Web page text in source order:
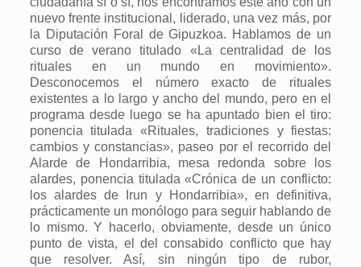
nuevo frente institucional, liderado, una vez más, por
la Diputación Foral de Gipuzkoa. Hablamos de un
curso de verano titulado «La centralidad de los
rituales en un mundo en movimiento».
Desconocemos el número exacto de rituales
existentes a lo largo y ancho del mundo, pero en el
programa desde luego se ha apuntado bien el tiro:
ponencia titulada «Rituales, tradiciones y fiestas:
cambios y constancias», paseo por el recorrido del
Alarde de Hondarribia, mesa redonda sobre los
alardes, ponencia titulada «Crónica de un conflicto:
los alardes de Irun y Hondarribia», en definitiva,
prácticamente un monólogo para seguir hablando de
lo mismo. Y hacerlo, obviamente, desde un único
punto de vista, el del consabido conflicto que hay
que resolver. Así, sin ningún tipo de rubor,